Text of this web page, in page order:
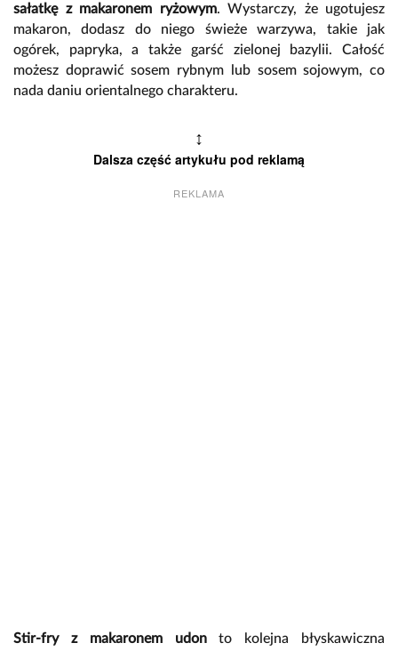
sałatkę z makaronem ryżowym. Wystarczy, że ugotujesz
makaron, dodasz do niego świeże warzywa, takie jak
ogórek, papryka, a także garść zielonej bazylii. Całość
możesz doprawić sosem rybnym lub sosem sojowym, co
nada daniu orientalnego charakteru.
↕
Dalsza część artykułu pod reklamą
REKLAMA
Stir-fry z makaronem udonto kolejna błyskawiczna